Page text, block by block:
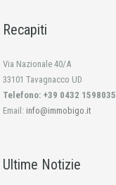
Recapiti
Via Nazionale 40/A
33101 Tavagnacco UD
Telefono: +39 0432 1598035
Email: info@immobigo.it
Ultime Notizie